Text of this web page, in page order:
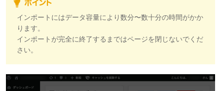
インポートにはデータ容量により数分〜数十分の時間がかか
ります。
インポートが完全に終了するまではページを閉じないでくだ
さい。